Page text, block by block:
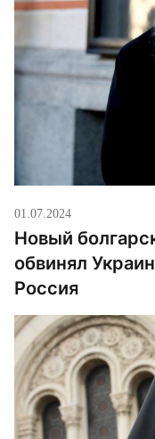
01.07.2024
Новый
обвинял
Россия